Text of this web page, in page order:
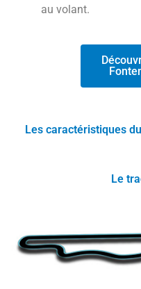
au volant.
Les caractéristiques
Le